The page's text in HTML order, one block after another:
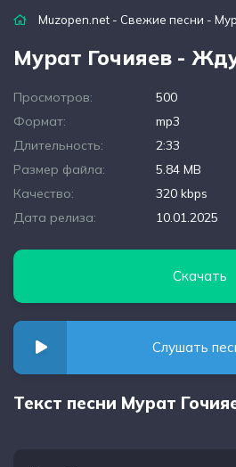
Muzopen.net - Свежие песни -
Мурат Гочияев -
Просмотров:
500
Формат:
mp3
Длительность:
2:33
Размер файла:
5.84 MB
Качество:
320 kbps
Дата релиза:
10.01.2025
Скачать
Слушать
Текст песни Мурат